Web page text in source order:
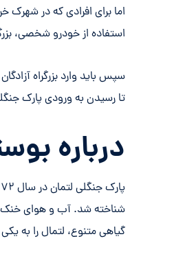
استفاده از خودرو شخصی،
سپس باید وارد بزرگراه
تا رسیدن به ورودی پارک
درباره
شناخته شد. آب و هوای خنک
گیاهی متنوع، لتمال را به